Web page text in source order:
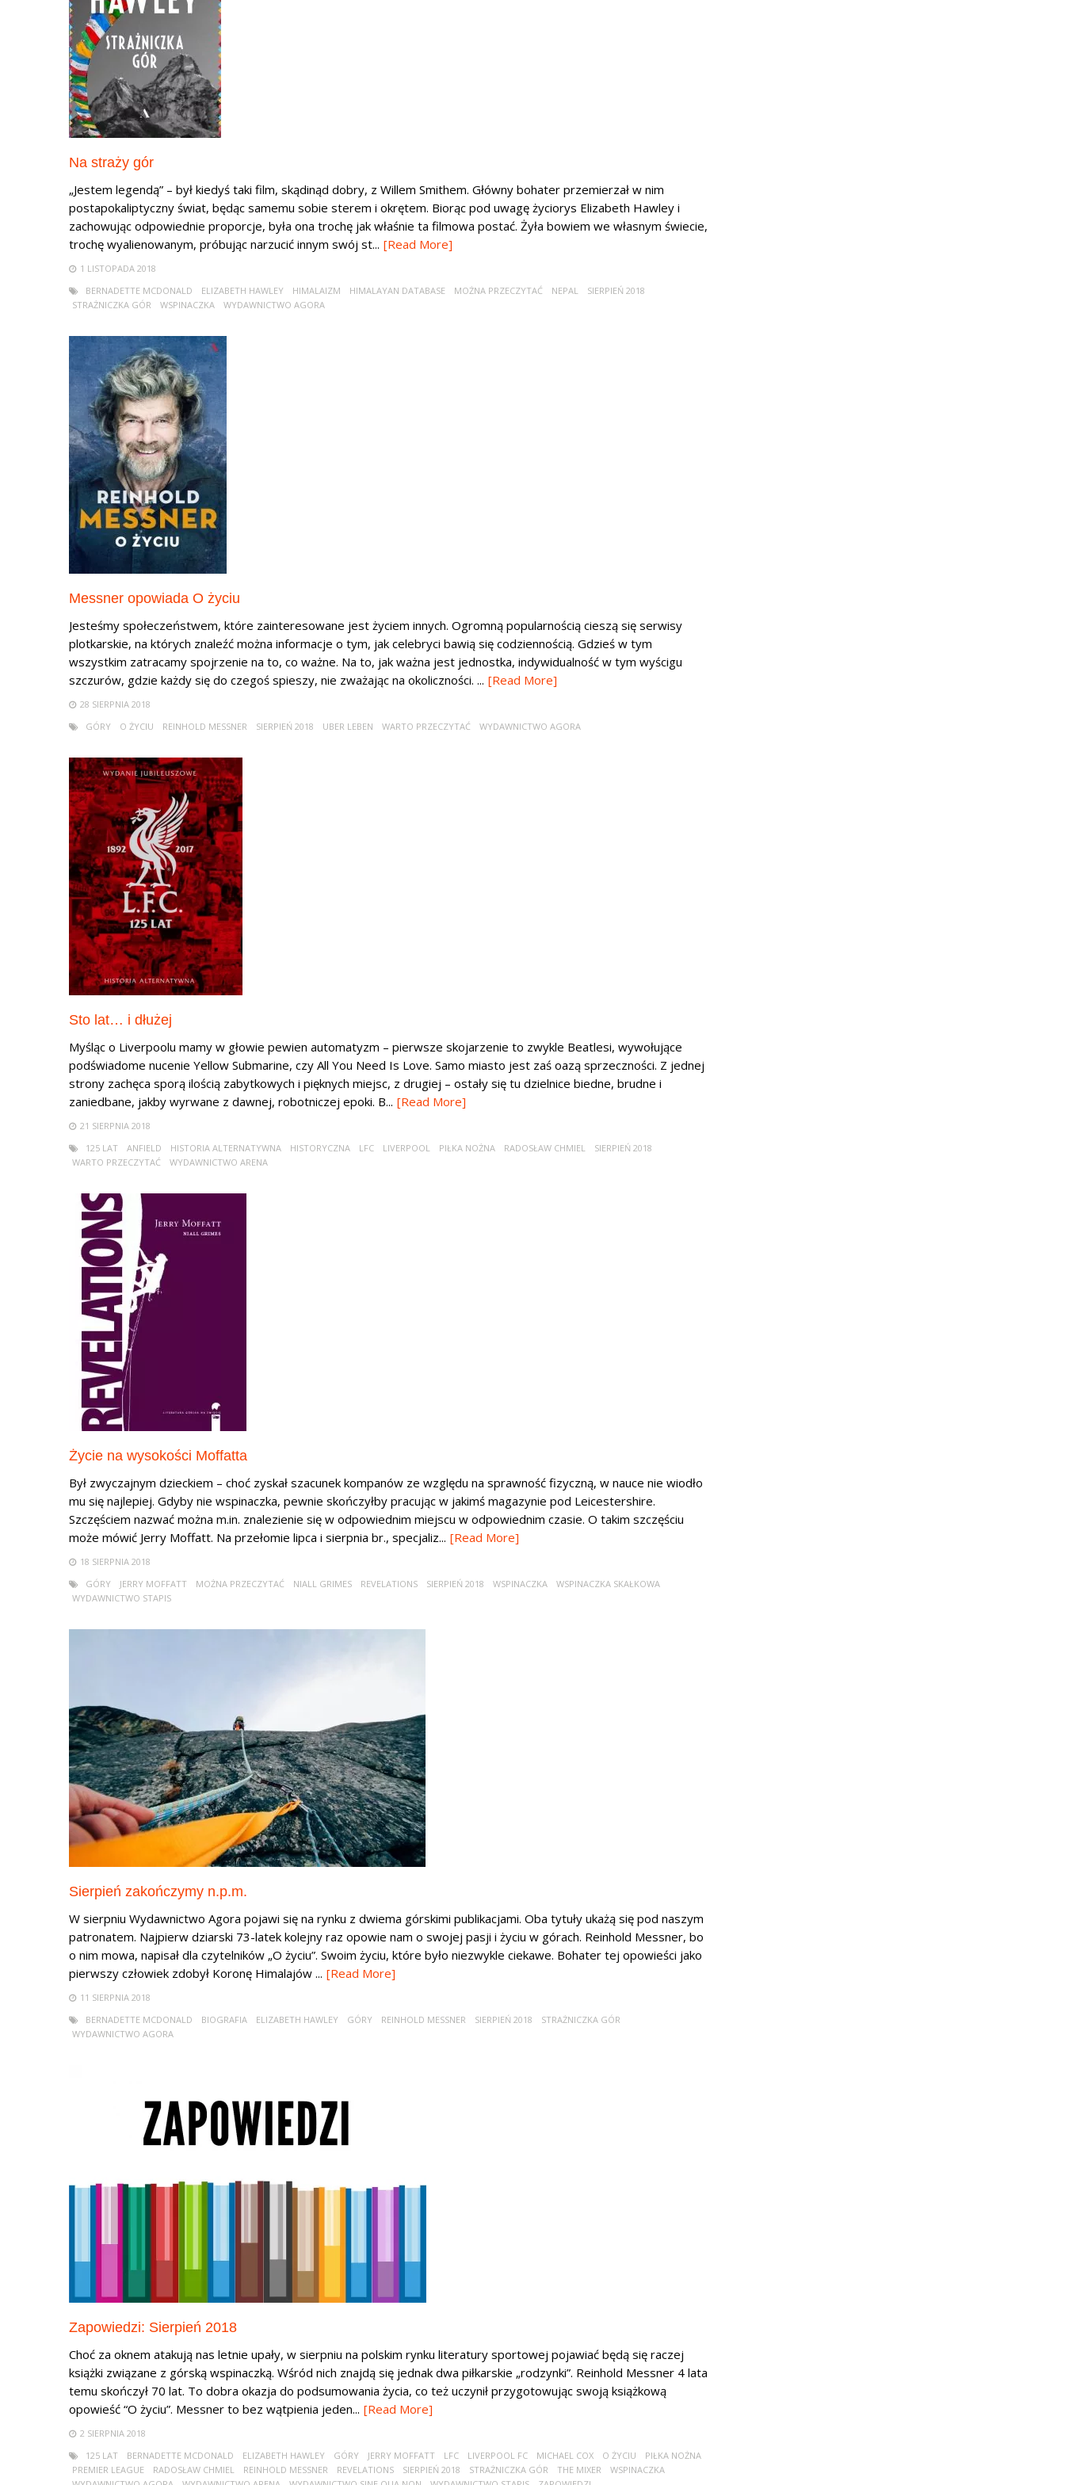
Na straży gór
„Jestem legendą” – był kiedyś taki film, skądinąd dobry, z Willem Smithem. Główny bohater przemierzał w nim
postapokaliptyczny świat, będąc samemu sobie sterem i okrętem. Biorąc pod uwagę życiorys Elizabeth Hawley i
zachowując odpowiednie proporcje, była ona trochę jak właśnie ta filmowa postać. Żyła bowiem we własnym świecie,
trochę wyalienowanym, próbując narzucić innym swój st... [Read More]
1 LISTOPADA 2018
BERNADETTE MCDONALD
ELIZABETH HAWLEY HIMALAIZM HIMALAYAN DATABASE MOŻNA PRZECZYTAĆ NEPAL
SIERPIEŃ 2018
STRAŻNICZKA GÓR
WSPINACZKA WYDAWNICTWO AGORA
Messner opowiada O życiu
Jesteśmy społeczeństwem, które zainteresowane jest życiem innych. Ogromną popularnością cieszą się serwisy
plotkarskie, na których znaleźć można informacje o tym, jak celebryci bawią się codziennością. Gdzieś w tym
wszystkim zatracamy spojrzenie na to, co ważne. Na to, jak ważna jest jednostka, indywidualność w tym wyścigu
szczurów, gdzie każdy się do czegoś spieszy, nie zważając na okoliczności. ... [Read More]
28 SIERPNIA 2018
GÓRY
O ŻYCIU REINHOLD MESSNER SIERPIEŃ 2018 UBER LEBEN WARTO PRZECZYTAĆ WYDAWNICTWO AGORA
Sto lat… i dłużej
Myśląc o Liverpoolu mamy w głowie pewien automatyzm – pierwsze skojarzenie to zwykle Beatlesi, wywołujące
podświadome nucenie Yellow Submarine, czy All You Need Is Love. Samo miasto jest zaś oazą sprzeczności. Z jednej
strony zachęca sporą ilością zabytkowych i pięknych miejsc, z drugiej – ostały się tu dzielnice biedne, brudne i
zaniedbane, jakby wyrwane z dawnej, robotniczej epoki. B... [Read More]
21 SIERPNIA 2018
125 LAT
ANFIELD HISTORIA ALTERNATYWNA HISTORYCZNA LFC LIVERPOOL PIŁKA NOŻNA RADOSŁAW CHMIEL
SIERPIEŃ 2018
WARTO PRZECZYTAĆ
WYDAWNICTWO ARENA
Życie na wysokości Moffatta
Był zwyczajnym dzieckiem – choć zyskał szacunek kompanów ze względu na sprawność fizyczną, w nauce nie wiodło
mu się najlepiej. Gdyby nie wspinaczka, pewnie skończyłby pracując w jakimś magazynie pod Leicestershire.
Szczęściem nazwać można m.in. znalezienie się w odpowiednim miejscu w odpowiednim czasie. O takim szczęściu
może mówić Jerry Moffatt. Na przełomie lipca i sierpnia br., specjaliz... [Read More]
18 SIERPNIA 2018
GÓRY
JERRY MOFFATT MOŻNA PRZECZYTAĆ NIALL GRIMES REVELATIONS SIERPIEŃ 2018 WSPINACZKA
WSPINACZKA SKAŁKOWA
WYDAWNICTWO STAPIS
Sierpień zakończymy n.p.m.
W sierpniu Wydawnictwo Agora pojawi się na rynku z dwiema górskimi publikacjami. Oba tytuły ukażą się pod naszym
patronatem. Najpierw dziarski 73-latek kolejny raz opowie nam o swojej pasji i życiu w górach. Reinhold Messner, bo
o nim mowa, napisał dla czytelników „O życiu”. Swoim życiu, które było niezwykle ciekawe. Bohater tej opowieści jako
pierwszy człowiek zdobył Koronę Himalajów ... [Read More]
11 SIERPNIA 2018
BERNADETTE MCDONALD
BIOGRAFIA ELIZABETH HAWLEY GÓRY REINHOLD MESSNER SIERPIEŃ 2018
STRAŻNICZKA GÓR
WYDAWNICTWO AGORA
Zapowiedzi: Sierpień 2018
Choć za oknem atakują nas letnie upały, w sierpniu na polskim rynku literatury sportowej pojawiać będą się raczej
książki związane z górską wspinaczką. Wśród nich znajdą się jednak dwa piłkarskie „rodzynki”. Reinhold Messner 4 lata
temu skończył 70 lat. To dobra okazja do podsumowania życia, co też uczynił przygotowując swoją książkową
opowieść “O życiu”. Messner to bez wątpienia jeden... [Read More]
2 SIERPNIA 2018
125 LAT
BERNADETTE MCDONALD ELIZABETH HAWLEY GÓRY JERRY MOFFATT LFC LIVERPOOL FC MICHAEL COX O ŻYCIU
PIŁKA NOŻNA
PREMIER LEAGUE
RADOSŁAW CHMIEL REINHOLD MESSNER REVELATIONS SIERPIEŃ 2018 STRAŻNICZKA GÓR THE MIXER
WSPINACZKA